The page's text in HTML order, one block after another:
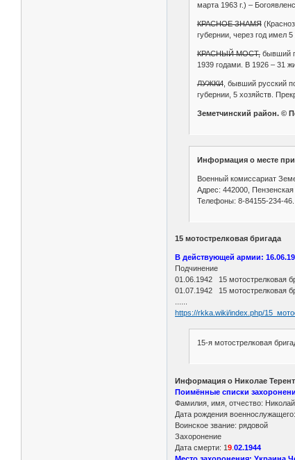
марта 1963 г.) –
КРАСНОЕ ЗНАМЯ
губернии, через год имел
КРАСНЫЙ МОСТ,бывший
1939 годами. В 1926 – 31
ЛУЖКИ, бывший русский
губернии, 5 хозяйств.
Земетчинский район. ©
Информация о месте
Военный комиссариат
Адрес: 442000,
Телефоны: 8-84155-234-46.
15 мотострелковая бригада
В действующей армии:
Подчинение
01.06.1942 15 мотострелковая
01.07.1942 15 мотострелковая
https://rkka.wiki/index.php/
15-я мотострелковая
Информация о Николае
Поимённые списки
Фамилия, имя, отчество:
Дата рождения
Воинское звание: рядовой
Захоронение
Дата смерти: 19 .02.1944